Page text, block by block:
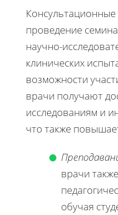
Консультационные
проведение
научно-
клинических
возможности
врачи получают
исследованиям и
что также
врачи
обучая